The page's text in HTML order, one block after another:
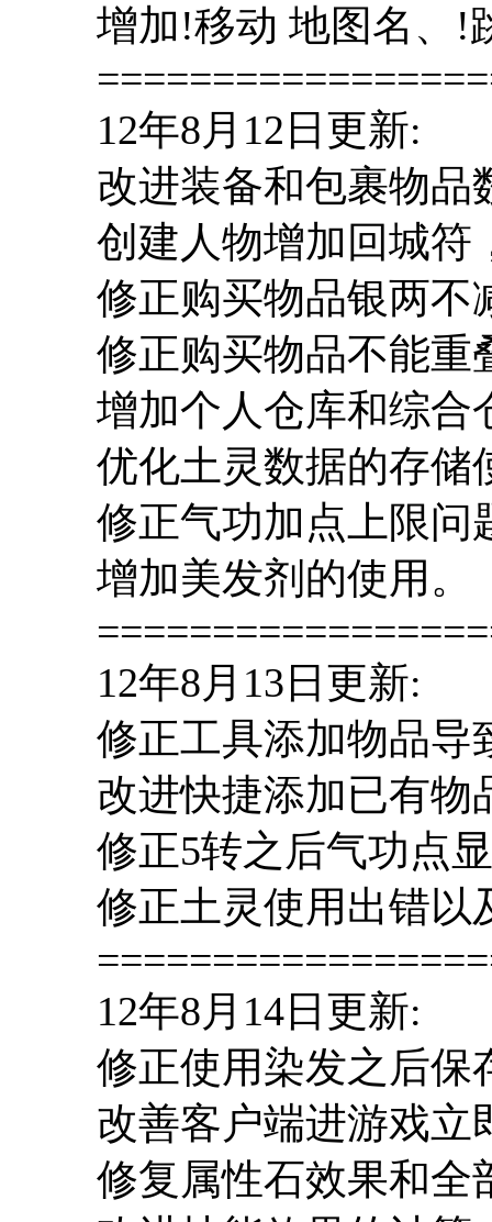
增加!移动 地图名、!
12年8月12日更新:
改进装备和包裹物品
创建人物增加回城符
修正购买物品银两不
修正购买物品不能重
增加个人仓库和综合
优化土灵数据的存储
修正气功加点上限问
增加美发剂的使用。
12年8月13日更新:
修正工具添加物品导
改进快捷添加已有物
修正5转之后气功点
修正土灵使用出错以
12年8月14日更新:
修正使用染发之后保
改善客户端进游戏立
修复属性石效果和全